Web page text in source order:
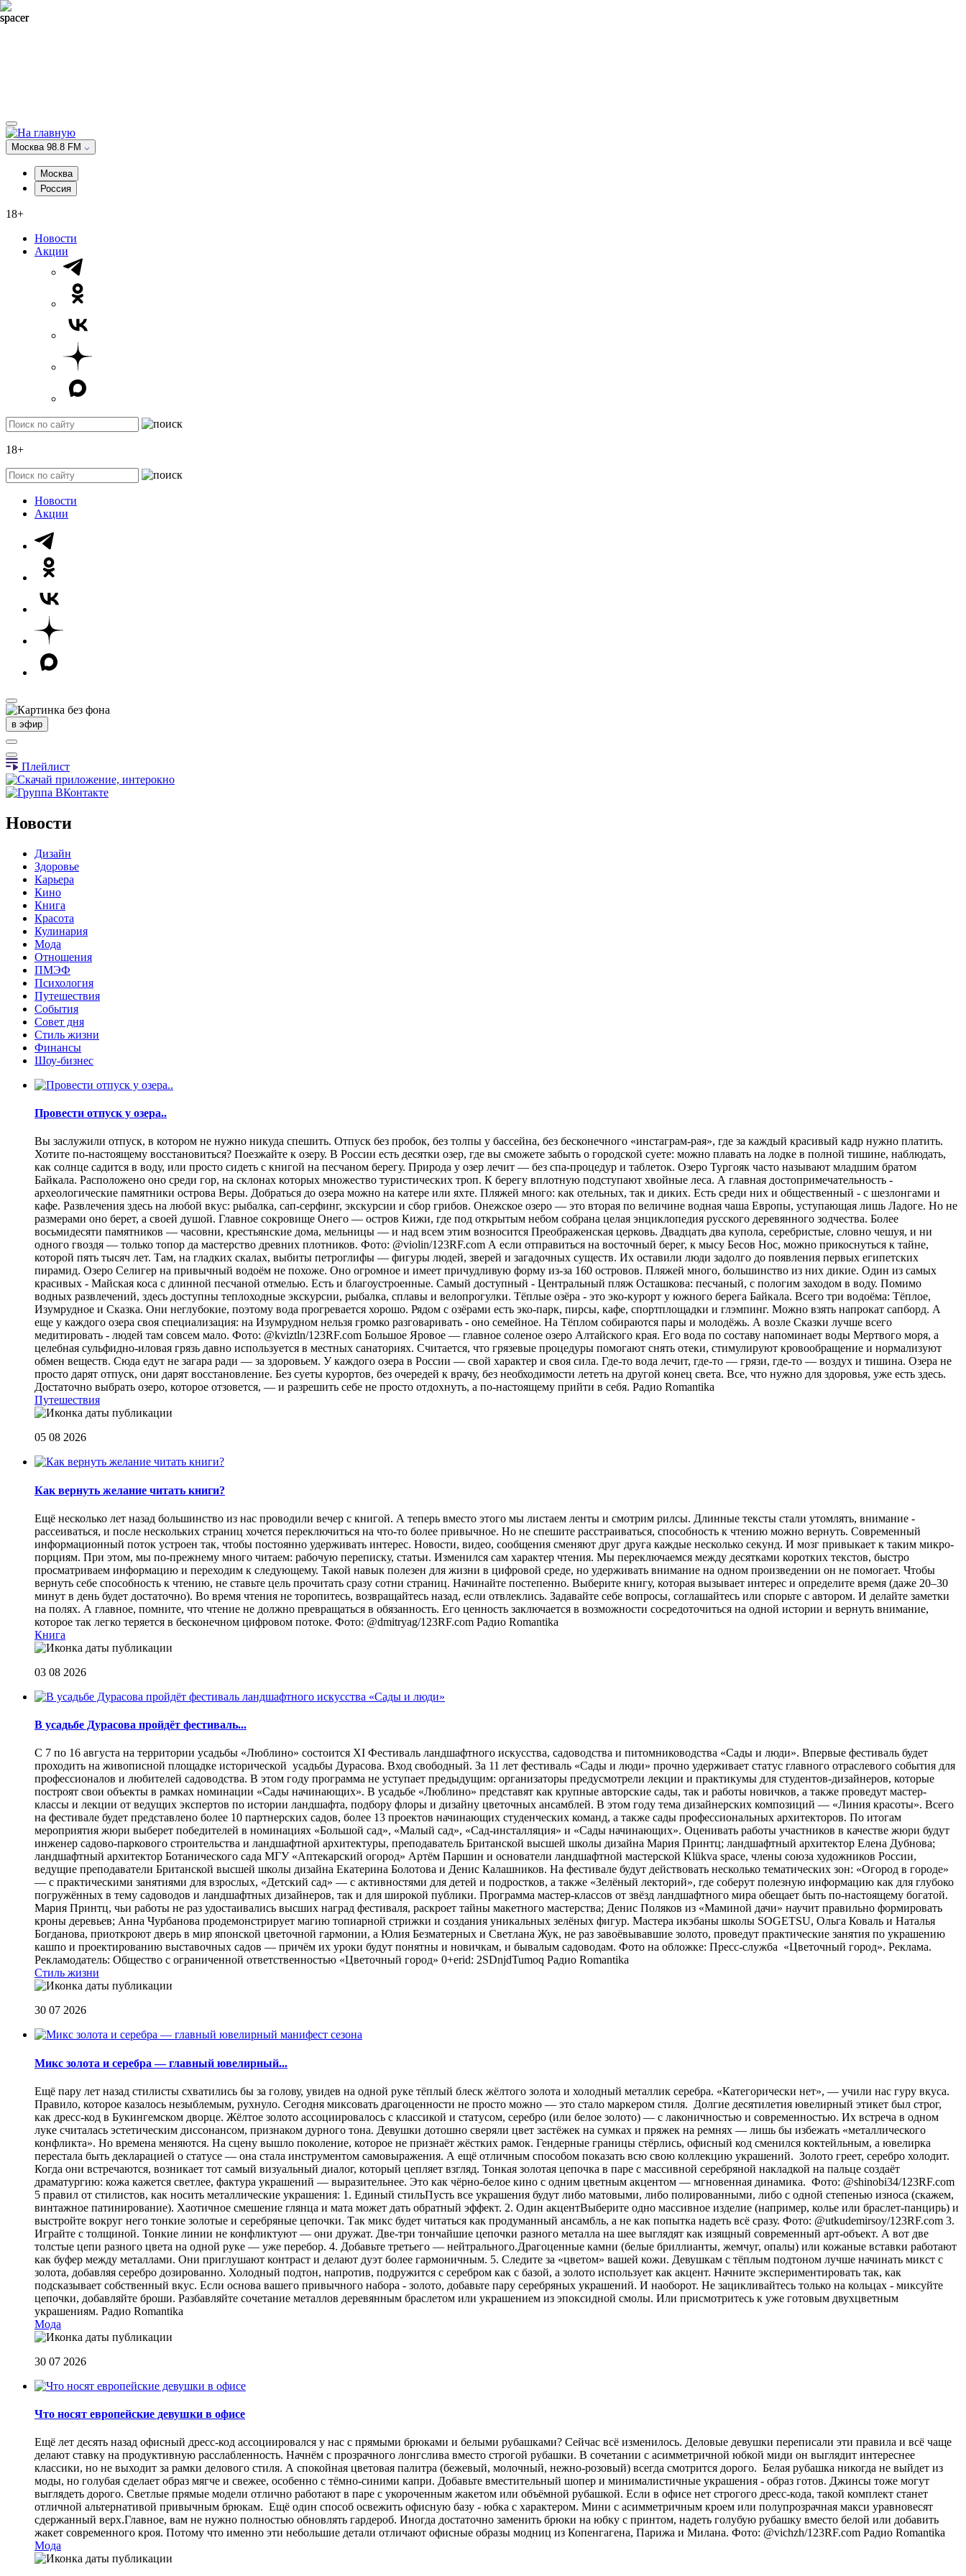
Москва 98.8 FM
Москва
Россия
18+
Новости
Акции
18+
Новости
Акции
в эфир
Плейлист
Новости
Дизайн
Здоровье
Карьера
Кино
Книга
Красота
Кулинария
Мода
Отношения
ПМЭФ
Психология
Путешествия
События
Совет дня
Стиль жизни
Финансы
Шоу-бизнес
Провести отпуск у озера..
Вы заслужили отпуск, в котором не нужно никуда спешить. Отпуск без пробок, без толпы у бассейна, без бесконечного «инстаграм-рая», где за каждый красивый кадр нужно платить.
Хотите по-настоящему восстановиться? Поезжайте к озеру. В России есть десятки озер, где вы сможете забыть о городской суете: можно плавать на лодке в полной тишине, наблюдать,
как солнце садится в воду, или просто сидеть с книгой на песчаном берегу. Природа у озер лечит — без спа-процедур и таблеток. Озеро Тургояк часто называют младшим братом
Байкала. Расположено оно среди гор, на склонах которых множество туристических троп. К берегу вплотную подступают хвойные леса. А главная достопримечательность -
археологические памятники острова Веры. Добраться до озера можно на катере или яхте. Пляжей много: как отельных, так и диких. Есть среди них и общественный - с шезлонгами и
кафе. Развлечения здесь на любой вкус: рыбалка, сап-серфинг, экскурсии и сбор грибов. Онежское озеро — это вторая по величине водная чаша Европы, уступающая лишь Ладоге. Но не
размерами оно берет, а своей душой. Главное сокровище Онего — остров Кижи, где под открытым небом собрана целая энциклопедия русского деревянного зодчества. Более
восьмидесяти памятников — часовни, крестьянские дома, мельницы — и над всем этим возносится Преображенская церковь. Двадцать два купола, серебристые, словно чешуя, и ни
одного гвоздя — только топор да мастерство древних плотников. Фото: @violin/123RF.com А если отправиться на восточный берег, к мысу Бесов Нос, можно прикоснуться к тайне,
которой пять тысяч лет. Там, на гладких скалах, выбиты петроглифы — фигуры людей, зверей и загадочных существ. Их оставили люди задолго до появления первых египетских
пирамид. Озеро Селигер на привычный водоём не похоже. Оно огромное и имеет причудливую форму из-за 160 островов. Пляжей много, большинство из них дикие. Один из самых
красивых - Майская коса с длинной песчаной отмелью. Есть и благоустроенные. Самый доступный - Центральный пляж Осташкова: песчаный, с пологим заходом в воду. Помимо
водных развлечений, здесь доступны теплоходные экскурсии, рыбалка, сплавы и велопрогулки. Тёплые озёра - это эко-курорт у южного берега Байкала. Всего три водоёма: Тёплое,
Изумрудное и Сказка. Они неглубокие, поэтому вода прогревается хорошо. Рядом с озёрами есть эко-парк, пирсы, кафе, спортплощадки и глэмпинг. Можно взять напрокат сапборд. А
еще у каждого озера своя специализация: на Изумрудном нельзя громко разговаривать - оно семейное. На Тёплом собираются пары и молодёжь. А возле Сказки лучше всего
медитировать - людей там совсем мало. Фото: @kviztln/123RF.com Большое Яровое — главное соленое озеро Алтайского края. Его вода по составу напоминает воды Мертвого моря, а
целебная сульфидно-иловая грязь давно используется в местных санаториях. Считается, что грязевые процедуры помогают снять отеки, стимулируют кровообращение и нормализуют
обмен веществ. Сюда едут не загара ради — за здоровьем. У каждого озера в России — свой характер и своя сила. Где-то вода лечит, где-то — грязи, где-то — воздух и тишина. Озера не
просто дарят отпуск, они дарят восстановление. Без суеты курортов, без очередей к врачу, без необходимости лететь на другой конец света. Все, что нужно для здоровья, уже есть здесь.
Достаточно выбрать озеро, которое отзовется, — и разрешить себе не просто отдохнуть, а по-настоящему прийти в себя. Радио Romantika
Путешествия
05 08 2026
Как вернуть желание читать книги?
Eщё несколько лет назад большинство из нас проводили вечер с книгой. А теперь вместо этого мы листаем ленты и смотрим рилсы. Длинные тексты стали утомлять, внимание -
рассеиваться, и после нескольких страниц хочется переключиться на что-то более привычное. Но не спешите расстраиваться, способность к чтению можно вернуть. Современный
информационный поток устроен так, чтобы постоянно удерживать интерес. Новости, видео, сообщения сменяют друг друга каждые несколько секунд. И мозг привыкает к таким микро-
порциям. При этом, мы по-прежнему много читаем: рабочую переписку, статьи. Изменился сам характер чтения. Мы переключаемся между десятками коротких текстов, быстро
просматриваем информацию и переходим к следующему. Такой навык полезен для жизни в цифровой среде, но удерживать внимание на одном произведении он не помогает. Чтобы
вернуть себе способность к чтению, не ставьте цель прочитать сразу сотни страниц. Начинайте постепенно. Выберите книгу, которая вызывает интерес и определите время (даже 20–30
минут в день будет достаточно). Во время чтения не торопитесь, возвращайтесь назад, если отвлеклись. Задавайте себе вопросы, соглашайтесь или спорьте с автором. И делайте заметки
на полях. А главное, помните, что чтение не должно превращаться в обязанность. Его ценность заключается в возможности сосредоточиться на одной истории и вернуть внимание,
которое так легко теряется в бесконечном цифровом потоке. Фото: @dmitryag/123RF.com Радио Romantika
Книга
03 08 2026
В усадьбе Дурасова пройдёт фестиваль...
С 7 по 16 августа на территории усадьбы «Люблино» состоится XI Фестиваль ландшафтного искусства, садоводства и питомниководства «Сады и люди». Впервые фестиваль будет
проходить на живописной площадке исторической усадьбы Дурасова. Вход свободный. За 11 лет фестиваль «Сады и люди» прочно удерживает статус главного отраслевого события для
профессионалов и любителей садоводства. В этом году программа не уступает предыдущим: организаторы предусмотрели лекции и практикумы для студентов-дизайнеров, которые
построят свои объекты в рамках номинации «Сады начинающих». В усадьбе «Люблино» представят как крупные авторские сады, так и работы новичков, а также проведут мастер-
классы и лекции от ведущих экспертов по истории ландшафта, подбору флоры и дизайну цветочных ансамблей. В этом году тема дизайнерских композиций — «Линия красоты». Всего
на фестивале будет представлено более 10 партнерских садов, более 13 проектов начинающих студенческих команд, а также сады профессиональных архитекторов. По итогам
мероприятия жюри выберет победителей в номинациях «Большой сад», «Малый сад», «Сад-инсталляция» и «Сады начинающих». Оценивать работы участников в качестве жюри будут
инженер садово-паркового строительства и ландшафтной архитектуры, преподаватель Британской высшей школы дизайна Мария Принтц; ландшафтный архитектор Елена Дубнова;
ландшафтный архитектор Ботанического сада МГУ «Аптекарский огород» Артём Паршин и основатели ландшафтной мастерской Klükva space, члены союза художников России,
ведущие преподаватели Британской высшей школы дизайна Екатерина Болотова и Денис Калашников. На фестивале будут действовать несколько тематических зон: «Огород в городе»
— с практическими занятиями для взрослых, «Детский сад» — с активностями для детей и подростков, а также «Зелёный лекторий», где соберут полезную информацию как для глубоко
погружённых в тему садоводов и ландшафтных дизайнеров, так и для широкой публики. Программа мастер-классов от звёзд ландшафтного мира обещает быть по-настоящему богатой.
Мария Принтц, чьи работы не раз удостаивались высших наград фестиваля, раскроет тайны макетного мастерства; Денис Поляков из «Маминой дачи» научит правильно формировать
кроны деревьев; Анна Чурбанова продемонстрирует магию топиарной стрижки и создания уникальных зелёных фигур. Мастера икэбаны школы SOGETSU, Ольга Коваль и Наталья
Богданова, приоткроют дверь в мир японской цветочной гармонии, а Юлия Безматерных и Светлана Жук, не раз завоёвывавшие золото, проведут практические занятия по украшению
кашпо и проектированию выставочных садов — причём их уроки будут понятны и новичкам, и бывалым садоводам. Фото на обложке: Пресс-служба «Цветочный город». Реклама.
Рекламодатель: Общество с ограниченной ответственностью «Цветочный город» 0+erid: 2SDnjdTumoq Радио Romantika
Стиль жизни
30 07 2026
Микс золота и серебра — главный ювелирный...
Ещё пару лет назад стилисты схватились бы за голову, увидев на одной руке тёплый блеск жёлтого золота и холодный металлик серебра. «Категорически нет», — учили нас гуру вкуса.
Правило, которое казалось незыблемым, рухнуло. Сегодня миксовать драгоценности не просто можно — это стало маркером стиля. Долгие десятилетия ювелирный этикет был строг,
как дресс-код в Букингемском дворце. Жёлтое золото ассоциировалось с классикой и статусом, серебро (или белое золото) — с лаконичностью и современностью. Их встреча в одном
луке считалась эстетическим диссонансом, признаком дурного тона. Девушки дотошно сверяли цвет застёжек на сумках и пряжек на ремнях — лишь бы избежать «металлического
конфликта». Но времена меняются. На сцену вышло поколение, которое не признаёт жёстких рамок. Гендерные границы стёрлись, офисный код сменился коктейльным, а ювелирка
перестала быть декларацией о статусе — она стала инструментом самовыражения. А ещё отличным способом показать всю свою коллекцию украшений. Золото греет, серебро холодит.
Когда они встречаются, возникает тот самый визуальный диалог, который цепляет взгляд. Тонкая золотая цепочка в паре с массивной серебряной накладкой на пальце создаёт
драматургию: кожа кажется светлее, фактура украшений — выразительнее. Это как чёрно-белое кино с одним цветным акцентом — мгновенная динамика. Фото: @shinobi34/123RF.com
5 правил от стилистов, как носить металлические украшения: 1. Единый стильПусть все украшения будут либо матовыми, либо полированными, либо с одной степенью износа (скажем,
винтажное патинирование). Хаотичное смешение глянца и мата может дать обратный эффект. 2. Один акцентВыберите одно массивное изделие (например, колье или браслет-панцирь) и
выстройте вокруг него тонкие золотые и серебряные цепочки. Так микс будет читаться как продуманный ансамбль, а не как попытка надеть всё сразу. Фото: @utkudemirsoy/123RF.com 3.
Играйте с толщиной. Тонкие линии не конфликтуют — они дружат. Две-три тончайшие цепочки разного металла на шее выглядят как изящный современный арт-объект. А вот две
толстые цепи разного цвета на одной руке — уже перебор. 4. Добавьте третьего — нейтрального.Драгоценные камни (белые бриллианты, жемчуг, опалы) или кожаные вставки работают
как буфер между металлами. Они приглушают контраст и делают дуэт более гармоничным. 5. Следите за «цветом» вашей кожи. Девушкам с тёплым подтоном лучше начинать микст с
золота, добавляя серебро дозированно. Холодный подтон, напротив, подружится с серебром как с базой, а золото использует как акцент. Начните экспериментировать так, как
подсказывает собственный вкус. Если основа вашего привычного набора - золото, добавьте пару серебряных украшений. И наоборот. Не зацикливайтесь только на кольцах - миксуйте
цепочки, добавляйте броши. Разбавляйте сочетание металлов деревянным браслетом или украшением из эпоксидной смолы. Или присмотритесь к уже готовым двухцветным
украшениям. Радио Romantika
Мода
30 07 2026
Что носят европейские девушки в офисе
Ещё лет десять назад офисный дресс-код ассоциировался у нас с прямыми брюками и белыми рубашками? Сейчас всё изменилось. Деловые девушки переписали эти правила и всё чаще
делают ставку на продуктивную расслабленность. Начнём с прозрачного лонгслива вместо строгой рубашки. В сочетании с асимметричной юбкой миди он выглядит интереснее
классики, но не выходит за рамки делового стиля. А спокойная цветовая палитра (бежевый, молочный, нежно-розовый) всегда смотрится дорого. Белая рубашка никогда не выйдет из
моды, но голубая сделает образ мягче и свежее, особенно с тёмно-синими капри. Добавьте вместительный шопер и минималистичные украшения - образ готов. Джинсы тоже могут
выглядеть дорого. Светлые прямые модели отлично работают в паре с укороченным жакетом или объёмной рубашкой. Если в офисе нет строгого дресс-кода, такой комплект станет
отличной альтернативой привычным брюкам. Ещё один способ освежить офисную базу - юбка с характером. Мини с асимметричным кроем или полупрозрачная макси уравновесят
сдержанный верх.Главное, вам не нужно полностью обновлять гардероб. Иногда достаточно заменить брюки на юбку с принтом, надеть голубую рубашку вместо белой или добавить
жакет современного кроя. Потому что именно эти небольшие детали отличают офисные образы модниц из Копенгагена, Парижа и Милана. Фото: @vichzh/123RF.com Радио Romantika
Мода